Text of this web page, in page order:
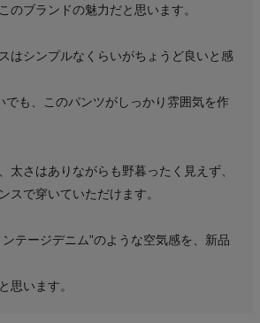
のブランドの魅力だと思います。
はシンプルなくらいがちょうど良いと感
でも、このパンツがしっかり雰囲気を作
太さはありながらも野暮ったく見えず、
スで穿いていただけます。
テージデニム”のような空気感を、新品
思います。